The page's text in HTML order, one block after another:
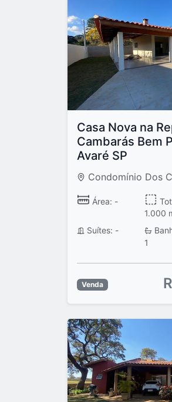
Casa Nova na
Cambarás Bem
Avaré SP
Condomínio Dos
Área: -
1.000
Suítes: -
1
Venda